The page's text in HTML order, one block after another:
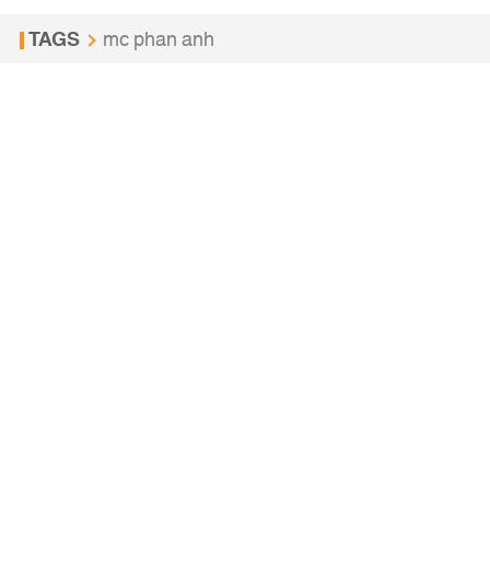
TAGS mc phan anh